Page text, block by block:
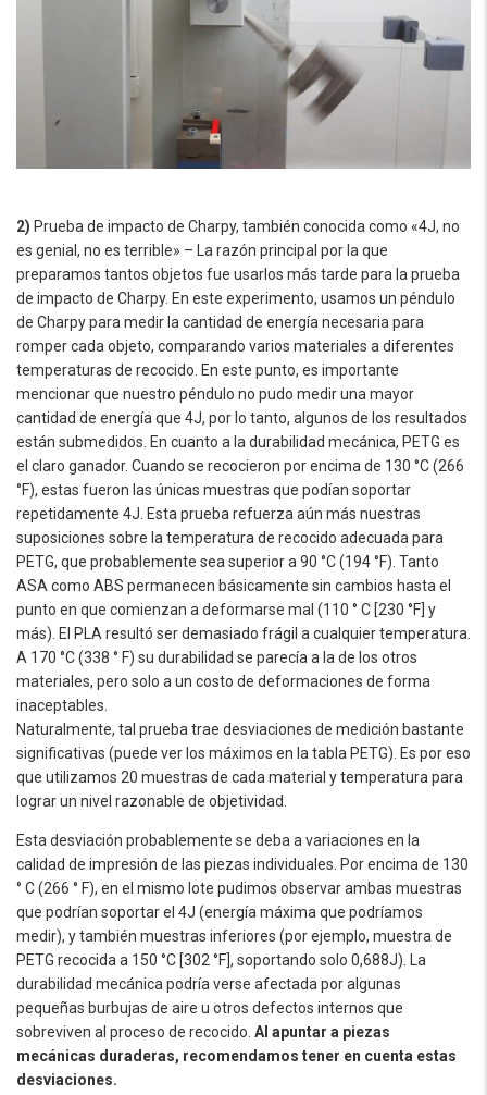
2) Prueba de impacto de Charpy, también conocida como «4J, no
es genial, no es terrible» – La razón principal por la que
preparamos tantos objetos fue usarlos más tarde para la prueba
de impacto de Charpy. En este experimento, usamos un péndulo
de Charpy para medir la cantidad de energía necesaria para
romper cada objeto, comparando varios materiales a diferentes
temperaturas de recocido. En este punto, es importante
mencionar que nuestro péndulo no pudo medir una mayor
cantidad de energía que 4J, por lo tanto, algunos de los resultados
están submedidos. En cuanto a la durabilidad mecánica, PETG es
el claro ganador. Cuando se recocieron por encima de 130 °C (266
°F), estas fueron las únicas muestras que podían soportar
repetidamente 4J. Esta prueba refuerza aún más nuestras
suposiciones sobre la temperatura de recocido adecuada para
PETG, que probablemente sea superior a 90 °C (194 °F). Tanto
ASA como ABS permanecen básicamente sin cambios hasta el
punto en que comienzan a deformarse mal (110 ° C [230 °F] y
más). El PLA resultó ser demasiado frágil a cualquier temperatura.
A 170 °C (338 ° F) su durabilidad se parecía a la de los otros
materiales, pero solo a un costo de deformaciones de forma
inaceptables.
Naturalmente, tal prueba trae desviaciones de medición bastante
significativas (puede ver los máximos en la tabla PETG). Es por eso
que utilizamos 20 muestras de cada material y temperatura para
lograr un nivel razonable de objetividad.
Esta desviación probablemente se deba a variaciones en la
calidad de impresión de las piezas individuales. Por encima de 130
° C (266 ° F), en el mismo lote pudimos observar ambas muestras
que podrían soportar el 4J (energía máxima que podríamos
medir), y también muestras inferiores (por ejemplo, muestra de
PETG recocida a 150 °C [302 °F], soportando solo 0,688J). La
durabilidad mecánica podría verse afectada por algunas
pequeñas burbujas de aire u otros defectos internos que
sobreviven al proceso de recocido. Al apuntar a piezas
mecánicas duraderas, recomendamos tener en cuenta estas
desviaciones.